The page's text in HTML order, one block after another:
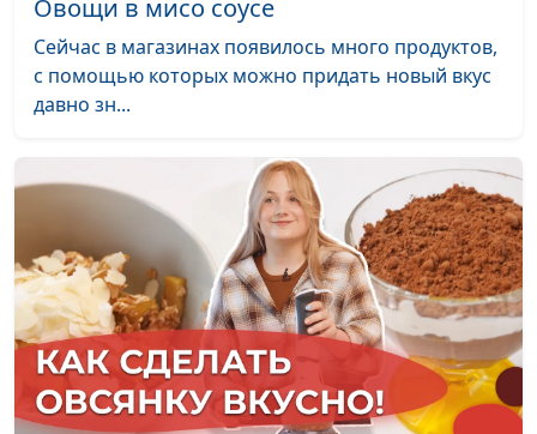
Лобио и армянский суп «Танов
апур»
Егиазарян
Печенье «Мадлен» и
Пирог «Сладкая долька»
Екатерина
Петреева
#29
Парфе
Екатерина
Петреева
#28
«Сабджи» и салат с киви
Анна
Бочкарева
#27
Ленивые вареники и соус райта
Анна
Овощи в мисо соусе
Сейчас в магазинах появилось много продуктов,
с помощью которых можно придать новый вкус
давно зн...